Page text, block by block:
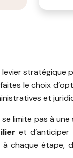
stratégique
le choix
et
limite pas à
et
à chaque